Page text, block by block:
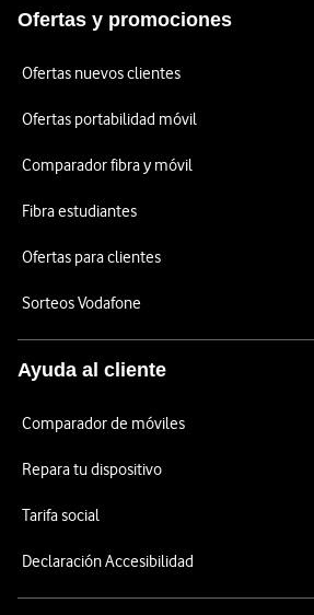
Ofertas y promociones
Ofertas nuevos clientes
Ofertas portabilidad móvil
Comparador fibra y móvil
Fibra estudiantes
Ofertas para clientes
Sorteos Vodafone
Ayuda al cliente
Comparador de móviles
Repara tu dispositivo
Tarifa social
Declaración Accesibilidad